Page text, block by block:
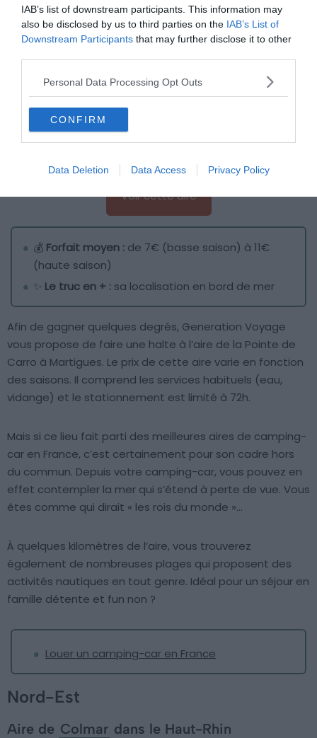
IAB’s list of downstream participants. This information may
also be disclosed by us to third parties on the IAB’s List of
Downstream Participants that may further disclose it to other
Personal Data Processing Opt Outs
CONFIRM
Data Deletion Data Access Privacy Policy
Voir cette aire
💰 Forfait moyen : de 7€ (basse saison) à 11€
(haute saison)
✨ Le truc en + : sa localisation en bord de mer
Afin de gagner quelques degrés, Generation Voyage
vous propose de faire une halte à l’aire de la Pointe de
Carro à Martigues. Le prix de cette aire varie en fonction
des saisons. Il comprend les services habituels (eau,
vidange) et le stationnement est limité à 72h.
Mais si ce lieu fait parti des meilleures aires de camping-
car en France, c’est certainement pour son cadre hors
du commun. Depuis votre camping-car, vous pouvez en
effet contempler la mer qui s’étend à perte de vue. Vous
êtes comme qui dirait « les rois du monde »…
À quelques kilomètres de l’aire, vous trouverez
également de nombreuses plages qui proposent des
activités nautiques en tout genre. Idéal pour un séjour en
famille détente et fun non ?
Louer un camping-car en France
Nord-Est
Aire de Colmar dans le Haut-Rhin